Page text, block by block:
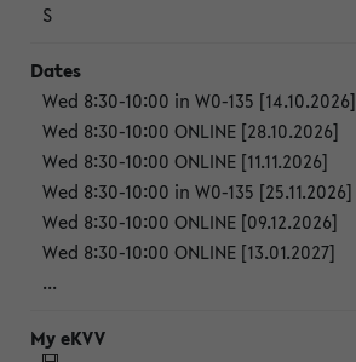
S
Wed 8:30-10:00 in W0-135 [14.10.2026]
Wed 8:30-10:00 ONLINE [28.10.2026]
Wed 8:30-10:00 ONLINE [11.11.2026]
Wed 8:30-10:00 in W0-135 [25.11.2026]
Wed 8:30-10:00 ONLINE [09.12.2026]
Wed 8:30-10:00 ONLINE [13.01.2027]
...